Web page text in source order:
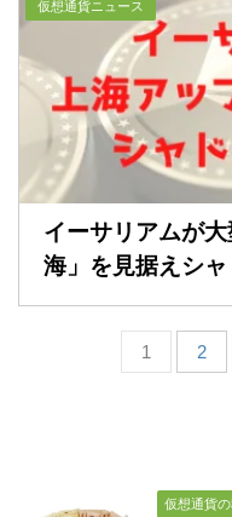
仮想通貨ニュース
イーサリアムが
海」を見据えシ
1 2
仮想通貨